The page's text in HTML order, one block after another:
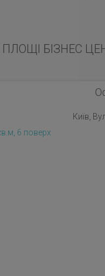
БІЗНЕС
Київ,